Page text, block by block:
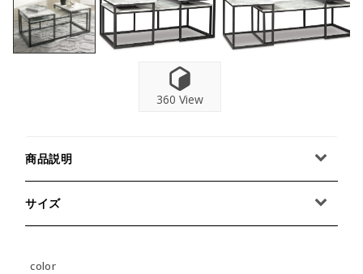
360 View
商品説明
サイズ
color